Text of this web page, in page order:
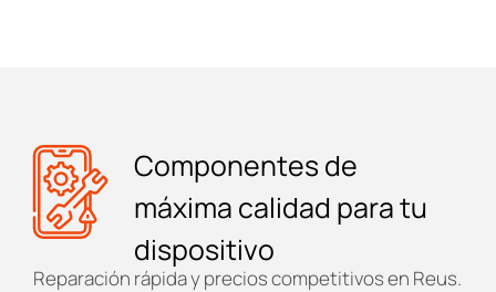
Componentes de
máxima calidad para tu
dispositivo
Reparación rápida y precios competitivos en Reus.